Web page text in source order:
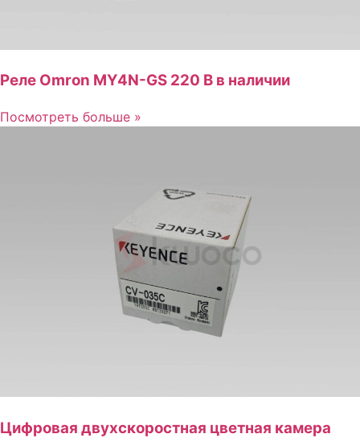
Реле Omron MY4N-GS 220 В в наличии
Посмотреть больше »
Цифровая двухскоростная цветная камера